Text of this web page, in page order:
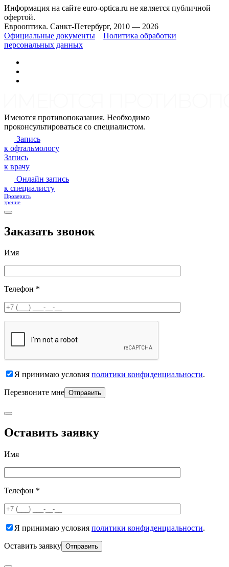
Информация на сайте euro-optica.ru не является публичной
офертой.
Еврооптика. Санкт-Петербург, 2010 — 2026
Официальные документы
Политика обработки
персональных данных
Имеются противопоказания. Необходимо
проконсультироваться со специалистом.
Запись
к офтальмологу
Запись
к врачу
Онлайн запись
к специалисту
Проверить
зрение
Заказать звонок
Имя
Телефон *
Я принимаю условия политики конфиденциальности.
Перезвоните мне
Оставить заявку
Имя
Телефон *
Я принимаю условия политики конфиденциальности.
Оставить заявку